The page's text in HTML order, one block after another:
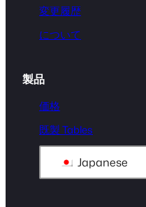
変更履歴
について
製品
価格
既製 Tables
Japanese